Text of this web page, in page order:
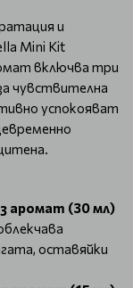
и
Mini Kit
включва три
чувствителна
успокояват
аромат (30 мл)
оставяйки